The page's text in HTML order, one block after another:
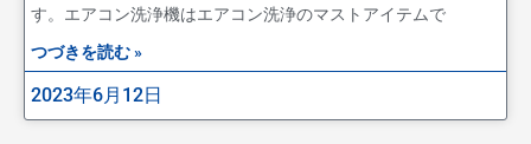
す。エアコン洗浄機はエアコン洗浄のマストアイテムで
つづきを読む »
2023年6月12日